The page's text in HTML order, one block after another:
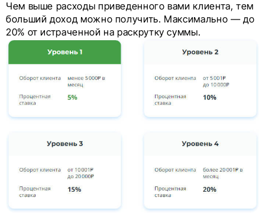
Чем выше расходы приведенного вами клиента, тем
больший доход можно получить. Максимально — до
20% от истраченной на раскрутку суммы.